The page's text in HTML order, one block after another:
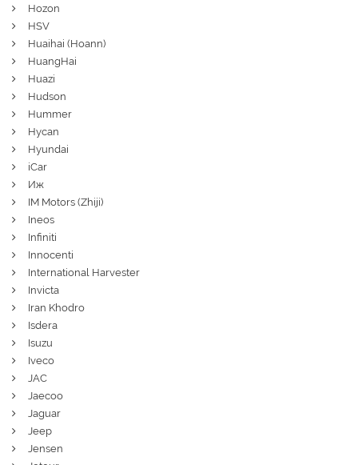
Hozon
HSV
Huaihai (Hoann)
HuangHai
Huazi
Hudson
Hummer
Hycan
Hyundai
iCar
Иж
IM Motors (Zhiji)
Ineos
Infiniti
Innocenti
International Harvester
Invicta
Iran Khodro
Isdera
Isuzu
Iveco
JAC
Jaecoo
Jaguar
Jeep
Jensen